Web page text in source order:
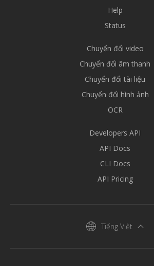
Help
Status
Chuyển đổi video
Chuyển đổi âm thanh
Chuyển đổi tài liệu
Chuyển đổi hình ảnh
OCR
Developers API
API Docs
CLI Docs
API Pricing
Tiếng Việt